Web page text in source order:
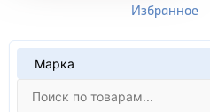
Избранное